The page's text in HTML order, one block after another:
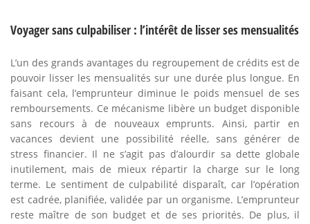
Voyager sans culpabiliser : l’intérêt de lisser ses mensualités
L’un des grands avantages du regroupement de crédits est de
pouvoir lisser les mensualités sur une durée plus longue. En
faisant cela, l’emprunteur diminue le poids mensuel de ses
remboursements. Ce mécanisme libère un budget disponible
sans recours à de nouveaux emprunts. Ainsi, partir en
vacances devient une possibilité réelle, sans générer de
stress financier. Il ne s’agit pas d’alourdir sa dette globale
inutilement, mais de mieux répartir la charge sur le long
terme. Le sentiment de culpabilité disparaît, car l’opération
est cadrée, planifiée, validée par un organisme. L’emprunteur
reste maître de son budget et de ses priorités. De plus, il